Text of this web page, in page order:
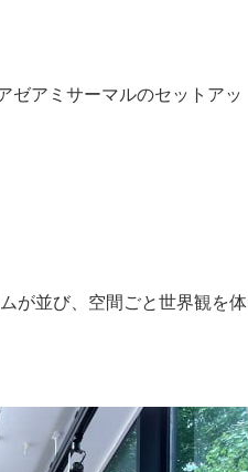
ゼアミサーマルのセットアッ
が並び、空間ごと世界観を体